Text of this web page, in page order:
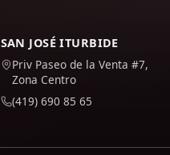
SAN JOSÉ ITURBIDE
Priv Paseo de la Venta #7,
Zona Centro
(419) 690 85 65